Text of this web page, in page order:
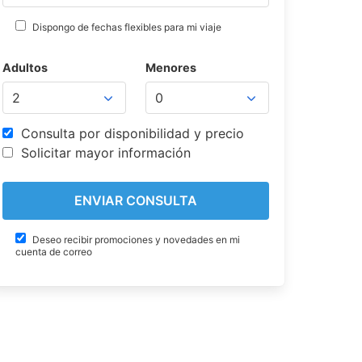
Dispongo de fechas flexibles para mi viaje
Adultos Menores
Consulta por disponibilidad y precio
Solicitar mayor información
Deseo recibir promociones y novedades en mi
cuenta de correo